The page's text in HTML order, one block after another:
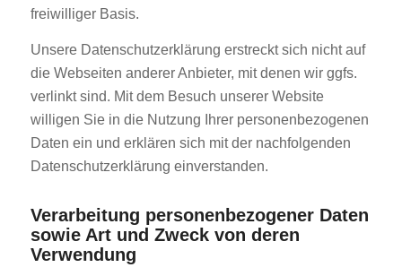
freiwilliger Basis.
Unsere Datenschutzerklärung erstreckt sich nicht auf
die Webseiten anderer Anbieter, mit denen wir ggfs.
verlinkt sind. Mit dem Besuch unserer Website
willigen Sie in die Nutzung Ihrer personenbezogenen
Daten ein und erklären sich mit der nachfolgenden
Datenschutzerklärung einverstanden.
Verarbeitung personenbezogener Daten
sowie Art und Zweck von deren
Verwendung